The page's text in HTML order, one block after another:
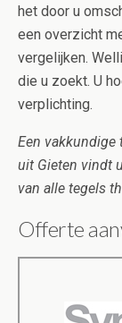
het door u
een overzicht
vergelijken.
die u zoekt. U
verplichting.
Een vakkundige
uit Gieten vindt
van alle tegels
Offerte